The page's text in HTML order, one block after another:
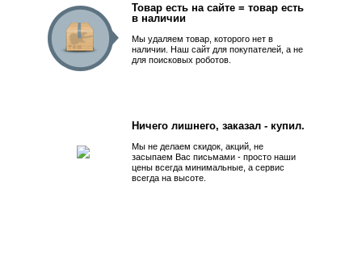
Товар есть на сайте = товар есть
в наличии
Мы удаляем товар, которого нет в
наличии. Наш сайт для покупателей, а не
для поисковых роботов.
Ничего лишнего, заказал - купил.
Мы не делаем скидок, акций, не
засыпаем Вас письмами - просто наши
цены всегда минимальные, а сервис
всегда на высоте.